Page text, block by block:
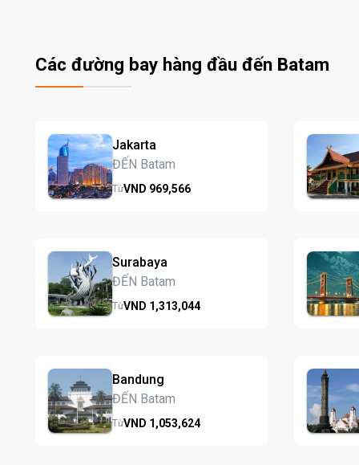
Các đường bay hàng đầu đến Batam
Jakarta
ĐẾN Batam
TừVND 969,566
Surabaya
ĐẾN Batam
TừVND 1,313,044
Bandung
ĐẾN Batam
TừVND 1,053,624